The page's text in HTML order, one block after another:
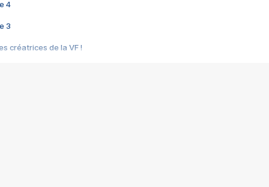
4
3
créatrices de la VF !